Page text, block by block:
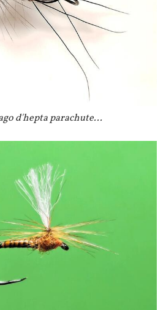
d'hepta parachute...